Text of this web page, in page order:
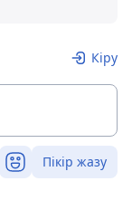
Кіру
Пікір жазу